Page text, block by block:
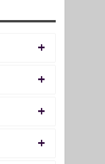
+
+
+
+